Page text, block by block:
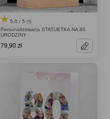
5.0 / 5 (5)
Personalizowana STATUETKA NA 80
URODZINY
79,90 zł